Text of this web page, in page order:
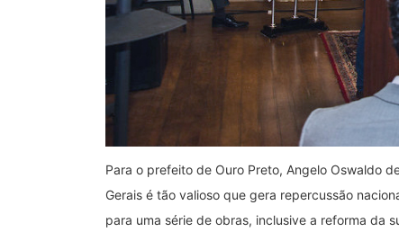
Para o prefeito de Ouro Preto, Angelo Oswaldo
Gerais é tão valioso que gera repercussão
para uma série de obras, inclusive a reforma da